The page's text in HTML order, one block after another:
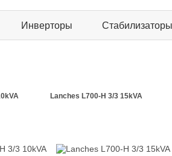
Инверторы Стабилизаторы
Lanches L700-H 3/3 15kVA